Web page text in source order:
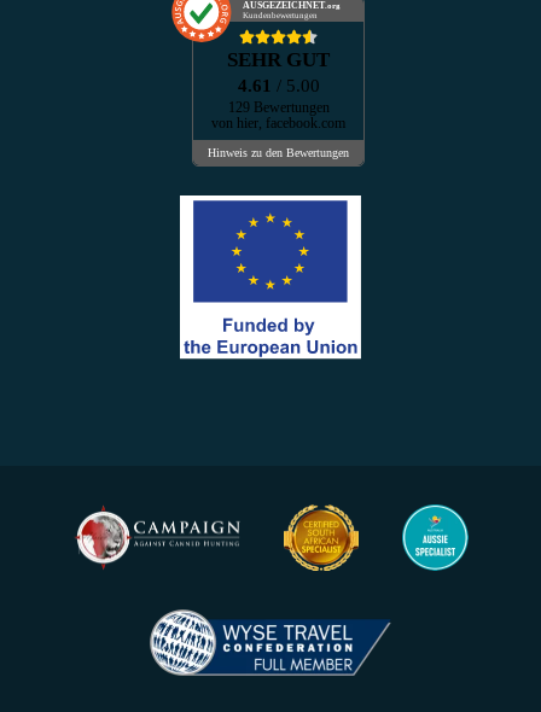
AUSGEZEICHNET .org
Kundenbewertungen
SEHR GUT
4.61 / 5.00
129 Bewertungen
von hier, facebook.com
Hinweis zu den Bewertungen